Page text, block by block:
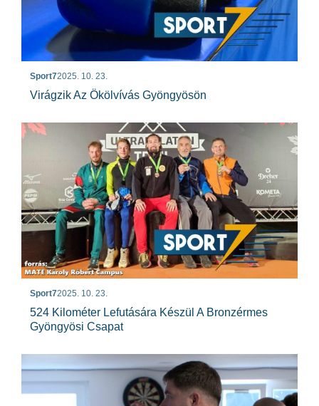
Sport72025. 10. 23.
Virágzik Az Ökölvívás Gyöngyösön
Sport72025. 10. 23.
524 Kilométer Lefutására Készül A Bronzérmes
Gyöngyösi Csapat